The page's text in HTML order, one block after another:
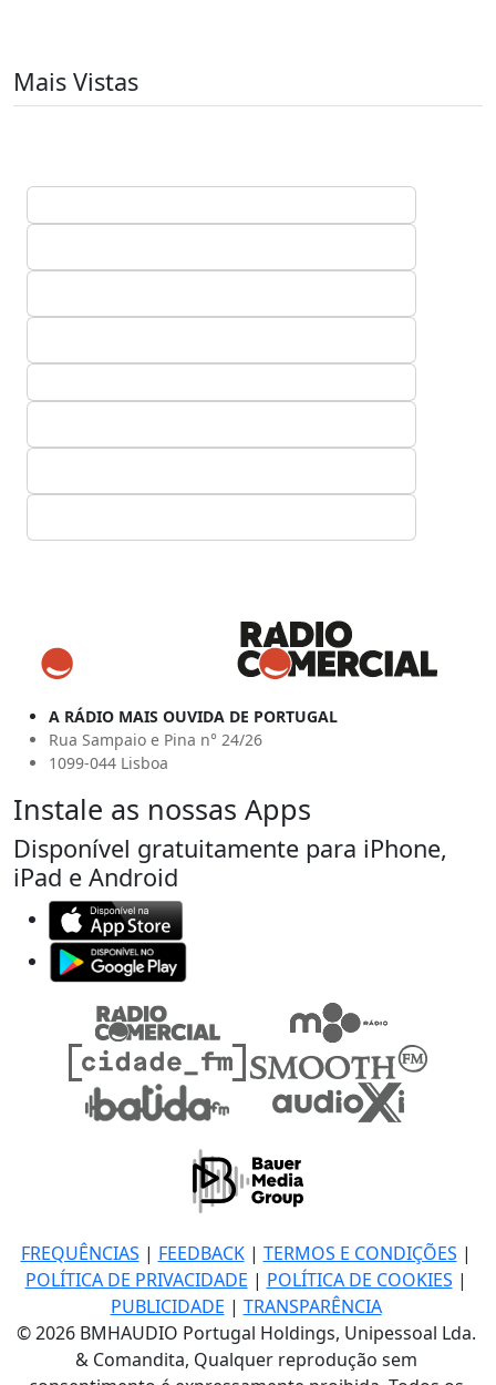
Mais Vistas
A RÁDIO MAIS OUVIDA DE PORTUGAL
Rua Sampaio e Pina n° 24/26
1099-044 Lisboa
Instale as nossas Apps
Disponível gratuitamente para iPhone,
iPad e Android
FREQUÊNCIAS | FEEDBACK| TERMOS E CONDIÇÕES |
POLÍTICA DE PRIVACIDADE | POLÍTICA DE COOKIES |
PUBLICIDADE | TRANSPARÊNCIA
© 2026 BMHAUDIO Portugal Holdings, Unipessoal Lda.
& Comandita, Qualquer reprodução sem